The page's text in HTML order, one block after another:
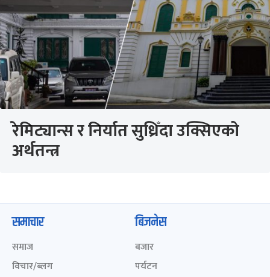
रेमिट्यान्स र निर्यात सुध्रिँदा उक्सिएको
अर्थतन्त्र
समाचार
समाज
विचार/ब्लग
बिजनेस
बजार
पर्यटन